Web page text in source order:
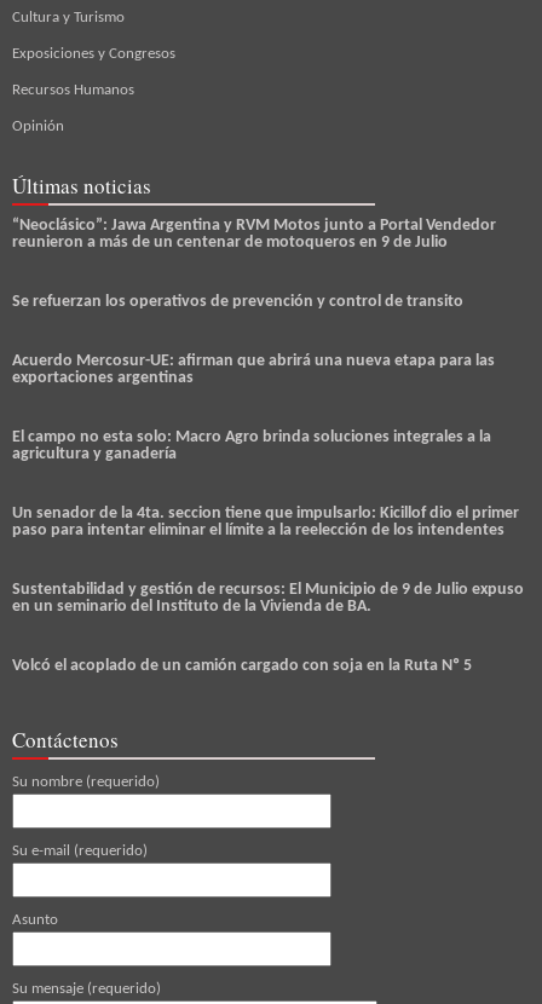
Cultura y Turismo
Exposiciones y Congresos
Recursos Humanos
Opinión
Últimas noticias
“Neoclásico”: Jawa Argentina y RVM Motos junto a Portal Vendedor
reunieron a más de un centenar de motoqueros en 9 de Julio
Se refuerzan los operativos de prevención y control de transito
Acuerdo Mercosur-UE: afirman que abrirá una nueva etapa para las
exportaciones argentinas
El campo no esta solo: Macro Agro brinda soluciones integrales a la
agricultura y ganadería
Un senador de la 4ta. seccion tiene que impulsarlo: Kicillof dio el primer
paso para intentar eliminar el límite a la reelección de los intendentes
Sustentabilidad y gestión de recursos: El Municipio de 9 de Julio expuso
en un seminario del Instituto de la Vivienda de BA.
Volcó el acoplado de un camión cargado con soja en la Ruta Nº 5
Contáctenos
Su nombre (requerido)
Su e-mail (requerido)
Asunto
Su mensaje (requerido)